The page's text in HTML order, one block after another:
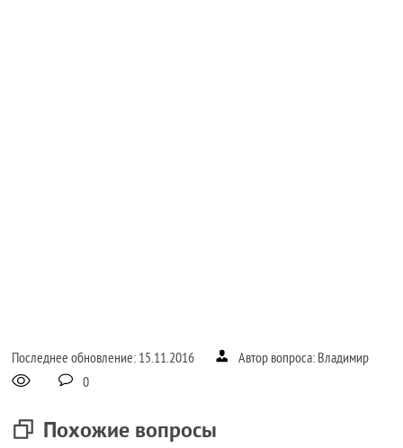
Последнее обновление: 15.11.2016
Автор вопроса: Владимир
0
Похожие вопросы